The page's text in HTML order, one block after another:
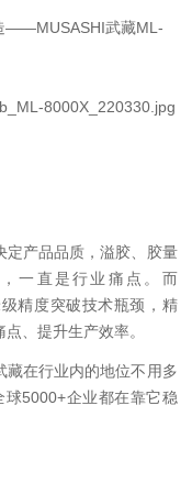
——MUSASHI武藏ML-
定产品品质，溢胶、胶量
一直是行业痛点。而
精度突破技术瓶颈，精
、提升生产效率。
藏在行业内的地位不用多
5000+企业都在靠它稳